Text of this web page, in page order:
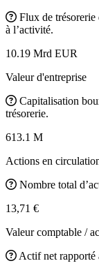
Flux de trésorerie
à l’activité.
10.19 Mrd EUR
Valeur d'entreprise
Capitalisation
trésorerie.
613.1 M
Actions en
Nombre total
13,71 €
Valeur comptable /
Actif net rapporté